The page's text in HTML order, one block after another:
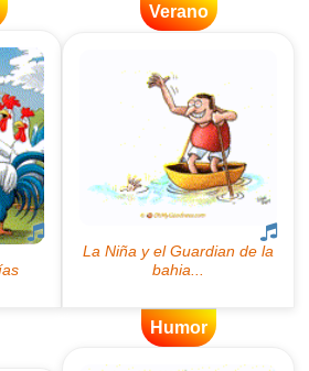
Verano
Humor